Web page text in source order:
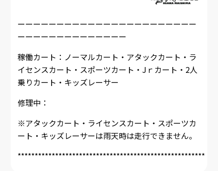
ーーーーーーーーーーーーーーーーーーーーーーー
ーーーーーーーーーーーーーー
稼働カート：ノーマルカート・アタックカート・ラ
イセンスカート・スポーツカート・Jｒカート・2人
乗りカート・キッズレーサー
修理中：
※アタックカート・ライセンスカート・スポーツカ
ート・キッズレーサーは雨天時は走行できません。
*******************************************************